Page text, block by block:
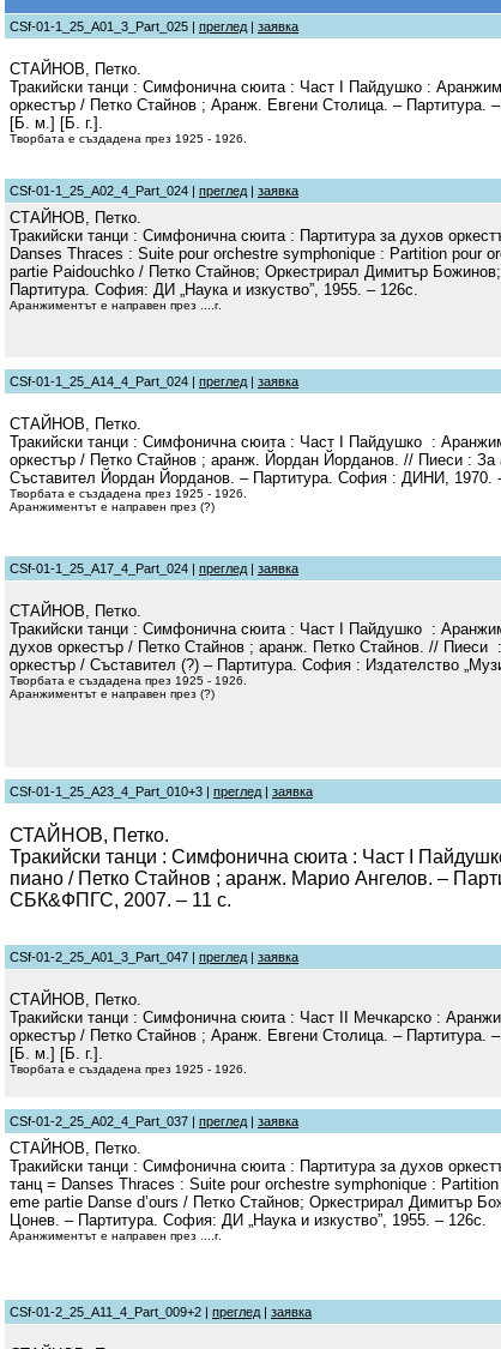
CSf-01-1_25_A01_3_Part_025 | преглед | заявка
СТАЙНОВ, Петко.
Тракийски танци : Симфонична сюита : Част І Пайдушко :
оркестър / Петко Стайнов ; Аранж. Евгени Столица. – Партитура.
[Б. м.] [Б. г.].
Творбата е създадена през 1925 - 1926.
CSf-01-1_25_A02_4_Part_024 | преглед | заявка
СТАЙНОВ, Петко.
Тракийски танци : Симфонична сюита : Партитура за духов
Danses Thraces : Suite pour orchestre symphonique : Partition pour
partie Paidouchko / Петко Стайнов; Оркестрирал Димитър
Партитура. София: ДИ „Наука и изкуство”, 1955. – 126с.
Аранжиментът е направен през ....г.
CSf-01-1_25_A14_4_Part_024 | преглед | заявка
СТАЙНОВ, Петко.
Тракийски танци : Симфонична сюита : Част І Пайдушко :
оркестър / Петко Стайнов ; аранж. Йордан Йорданов. // Пиеси : За
Съставител Йордан Йорданов. – Партитура. София : ДИНИ, 1970.
Творбата е създадена през 1925 - 1926.
Аранжиментът е направен през (?)
CSf-01-1_25_A17_4_Part_024 | преглед | заявка
СТАЙНОВ, Петко.
Тракийски танци : Симфонична сюита : Част І Пайдушко :
духов оркестър / Петко Стайнов ; аранж. Петко Стайнов. // Пиеси
оркестър / Съставител (?) – Партитура. София : Издателство
Творбата е създадена през 1925 - 1926.
Аранжиментът е направен през (?)
CSf-01-1_25_A23_4_Part_010+3 | преглед | заявка
СТАЙНОВ, Петко.
Тракийски танци : Симфонична сюита : Част І
пиано / Петко Стайнов ; аранж. Марио Ангелов. –
СБК&ФПГС, 2007. – 11 с.
CSf-01-2_25_A01_3_Part_047 | преглед | заявка
СТАЙНОВ, Петко.
Тракийски танци : Симфонична сюита : Част ІІ Мечкарско :
оркестър / Петко Стайнов ; Аранж. Евгени Столица. – Партитура.
[Б. м.] [Б. г.].
Творбата е създадена през 1925 - 1926.
CSf-01-2_25_A02_4_Part_037 | преглед | заявка
СТАЙНОВ, Петко.
Тракийски танци : Симфонична сюита : Партитура за духов
танц = Danses Thraces : Suite pour orchestre symphonique :
eme partie Danse d’ours / Петко Стайнов; Оркестрирал Димитър
Цонев. – Партитура. София: ДИ „Наука и изкуство”, 1955. – 126с.
Аранжиментът е направен през ....г.
CSf-01-2_25_A11_4_Part_009+2 | преглед | заявка